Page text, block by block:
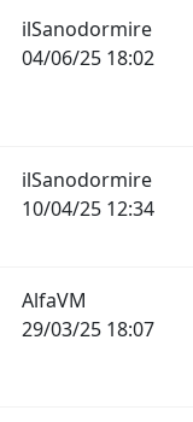
ilSanodormire
04/06/25 18:02
ilSanodormire
10/04/25 12:34
AlfaVM
29/03/25 18:07